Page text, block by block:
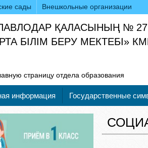
сады Внешкольные организации
ҚАЛАСЫНЫҢ №
БІЛІМ БЕРУ МЕКТЕБІ»
страницу отдела образования
информация Государственные